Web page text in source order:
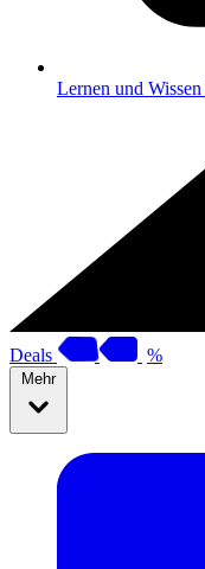
Lernen und Wissen
Deals %
Mehr